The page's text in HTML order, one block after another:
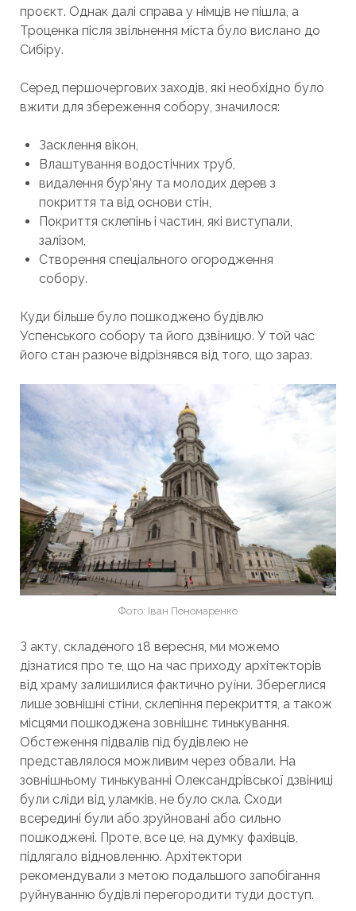
проєкт. Однак далі справа у німців не пішла, а
Троценка після звільнення міста було вислано до
Сибіру.
Серед першочергових заходів, які необхідно було
вжити для збереження собору, значилося:
Засклення вікон,
Влаштування водостічних труб,
видалення бур’яну та молодих дерев з
покриття та від основи стін,
Покриття склепінь і частин, які виступали,
залізом,
Створення спеціального огородження
собору.
Куди більше було пошкоджено будівлю
Успенського собору та його дзвіницю. У той час
його стан разюче відрізнявся від того, що зараз.
Фото: Іван Пономаренко
З акту, складеного 18 вересня, ми можемо
дізнатися про те, що на час приходу архітекторів
від храму залишилися фактично руїни. Збереглися
лише зовнішні стіни, склепіння перекриття, а також
місцями пошкоджена зовнішнє тинькування.
Обстеження підвалів під будівлею не
представлялося можливим через обвали. На
зовнішньому тинькуванні Олександрівської дзвіниці
були сліди від уламків, не було скла. Сходи
всередині були або зруйновані або сильно
пошкоджені. Проте, все це, на думку фахівців,
підлягало відновленню. Архітектори
рекомендували з метою подальшого запобігання
руйнуванню будівлі перегородити туди доступ.